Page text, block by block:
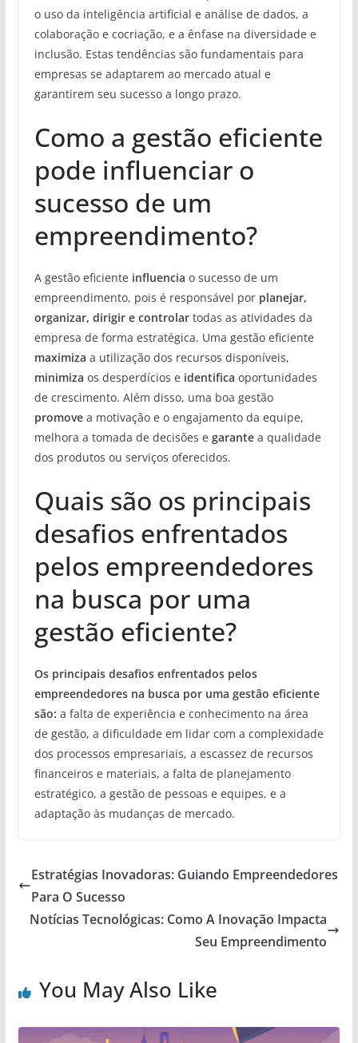
o uso da inteligência artificial e análise de dados, a
colaboração e cocriação, e a ênfase na diversidade e
inclusão. Estas tendências são fundamentais para
empresas se adaptarem ao mercado atual e
garantirem seu sucesso a longo prazo.
Como a gestão eficiente
pode influenciar o
sucesso de um
empreendimento?
A gestão eficiente influencia o sucesso de um
empreendimento, pois é responsável porplanejar,
organizar, dirigir e controlartodas as atividades da
empresa de forma estratégica. Uma gestão eficiente
maximiza a utilização dos recursos disponíveis,
minimiza os desperdícios e identifica oportunidades
de crescimento. Além disso, uma boa gestão
promovea motivação e o engajamento da equipe,
melhora a tomada de decisões e garantea qualidade
dos produtos ou serviços oferecidos.
Quais são os principais
desafios enfrentados
pelos empreendedores
na busca por uma
gestão eficiente?
Os principais desafios enfrentados pelos
empreendedores na busca por uma gestão eficiente
são: a falta de experiência e conhecimento na área
de gestão, a dificuldade em lidar com a complexidade
dos processos empresariais, a escassez de recursos
financeiros e materiais, a falta de planejamento
estratégico, a gestão de pessoas e equipes, e a
adaptação às mudanças de mercado.
Estratégias Inovadoras: Guiando Empreendedores
Para O Sucesso
Notícias Tecnológicas: Como A Inovação Impacta
Seu Empreendimento
You May Also Like